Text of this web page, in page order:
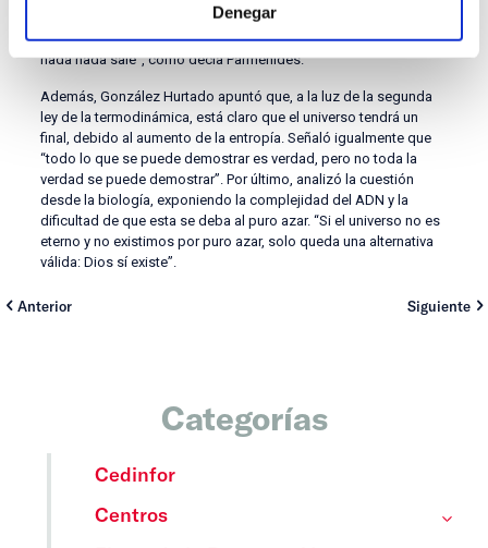
Denegar
universo no es solo materia, sino también espacio y tiempo”,
dijo, apuntando a la necesidad de un acto creador porque “de la
nada nada sale”, como decía Parménides.
Además, González Hurtado apuntó que, a la luz de la segunda
ley de la termodinámica, está claro que el universo tendrá un
final, debido al aumento de la entropía. Señaló igualmente que
“todo lo que se puede demostrar es verdad, pero no toda la
verdad se puede demostrar”. Por último, analizó la cuestión
desde la biología, exponiendo la complejidad del ADN y la
dificultad de que esta se deba al puro azar. “Si el universo no es
eterno y no existimos por puro azar, solo queda una alternativa
válida: Dios sí existe”.
Anterior Siguiente
Categorías
Cedinfor
Centros